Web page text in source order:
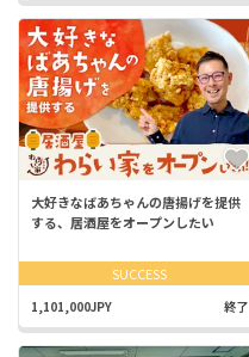
大好きなばあちゃんの唐揚げを提供
する、居酒屋をオープンしたい
SUCCESS
1,101,000JPY 終了